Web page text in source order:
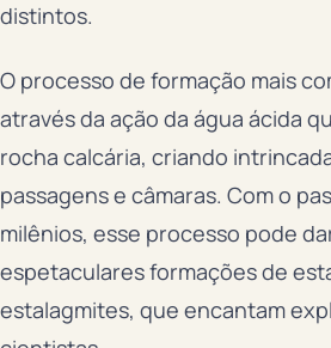
distintos.
O processo de formação mais
através da ação da água ácida
rocha calcária, criando
passagens e câmaras. Com o
milênios, esse processo pode
espetaculares formações de
estalagmites, que encantam